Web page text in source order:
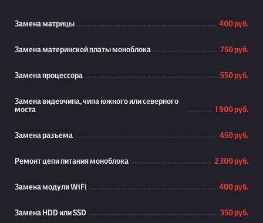
Замена матрицы 400 руб.
Замена материнской платы моноблока 750 руб.
Замена процессора 550 руб.
Замена видеочипа, чипа южного или северного
моста
1 900 руб.
Замена разъема 450 руб.
Ремонт цепи питания моноблока 2 300 руб.
Замена модуля WiFi 400 руб.
Замена HDD или SSD 350 руб.